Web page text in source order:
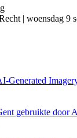
Generated
gebruikte door